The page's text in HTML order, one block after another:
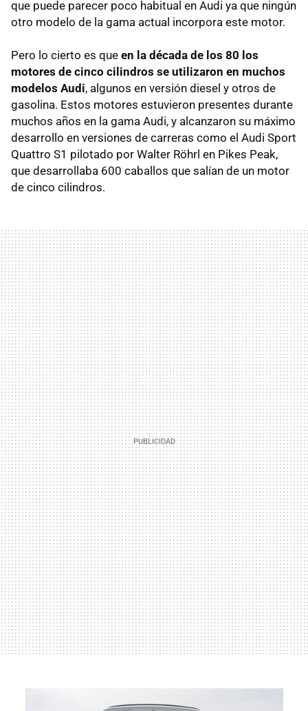
que puede parecer poco habitual en Audi ya que ningún
otro modelo de la gama actual incorpora este motor.
Pero lo cierto es que en la década de los 80 los
motores de cinco cilindros se utilizaron en muchos
modelos Audi, algunos en versión diesel y otros de
gasolina. Estos motores estuvieron presentes durante
muchos años en la gama Audi, y alcanzaron su máximo
desarrollo en versiones de carreras como el Audi Sport
Quattro S1 pilotado por Walter Röhrl en Pikes Peak,
que desarrollaba 600 caballos que salían de un motor
de cinco cilindros.